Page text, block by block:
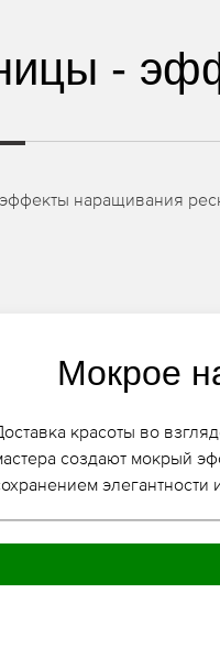
-
наращивания
Мокрое
красоты во
создают мокрый
элегантности